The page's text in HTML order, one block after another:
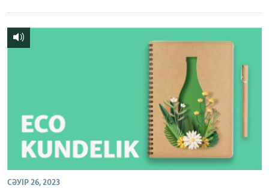
СӘУІР 26, 2023